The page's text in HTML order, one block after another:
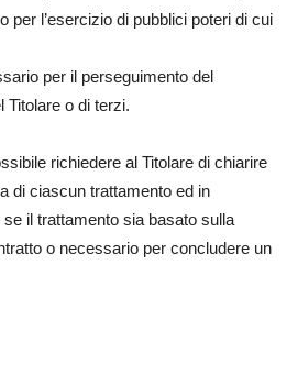
per l’esercizio di pubblici poteri di cui
per il perseguimento del
Titolare o di terzi.
richiedere al Titolare di chiarire
di ciascun trattamento ed in
il trattamento sia basato sulla
o necessario per concludere un